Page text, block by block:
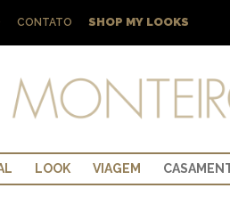
CONTATO SHOP MY LOOKS
LOOK VIAGEM